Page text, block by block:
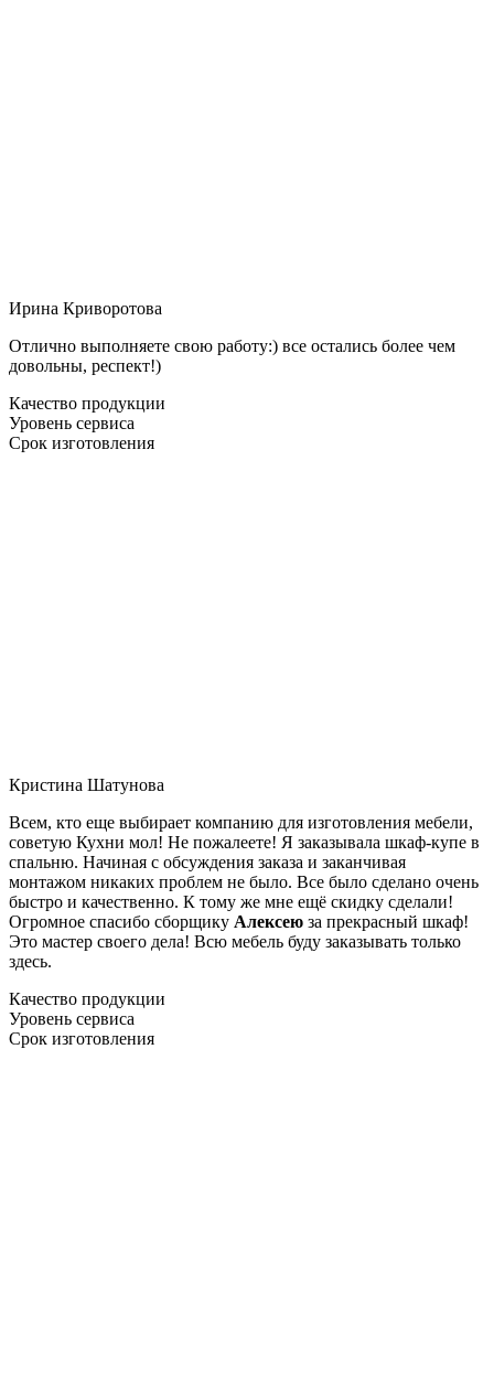
Ирина Криворотова
Отлично выполняете свою работу:) все остались более чем
довольны, респект!)
Качество продукции
Уровень сервиса
Срок изготовления
Кристина Шатунова
Всем, кто еще выбирает компанию для изготовления мебели,
советую Кухни мол! Не пожалеете! Я заказывала шкаф-купе в
спальню. Начиная с обсуждения заказа и заканчивая
монтажом никаких проблем не было. Все было сделано очень
быстро и качественно. К тому же мне ещё скидку сделали!
Огромное спасибо сборщику Алексею за прекрасный шкаф!
Это мастер своего дела! Всю мебель буду заказывать только
здесь.
Качество продукции
Уровень сервиса
Срок изготовления